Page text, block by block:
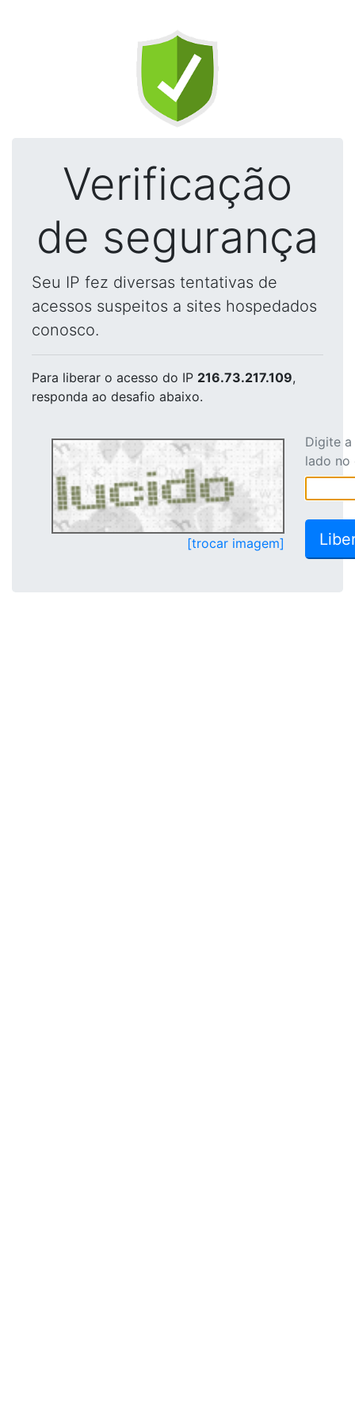
Verificação
de segurança
Seu IP fez diversas tentativas de
acessos suspeitos a sites hospedados
conosco.
Para liberar o acesso do IP 216.73.217.109,
responda ao desafio abaixo.
[trocar imagem]
Digite
lado no